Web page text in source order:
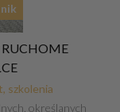
RUCHOME
szkolenia
określanych